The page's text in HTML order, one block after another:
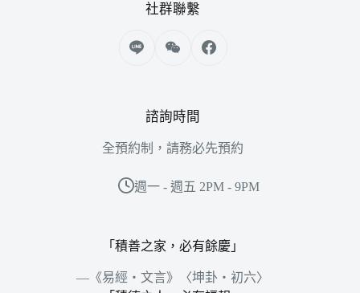
社群聯繫
諮詢時間
全預約制，請務必先預約
週一 - 週五 2PM - 9PM
「積善之家，必有餘慶」
—《易經‧文言》〈坤卦‧初六〉